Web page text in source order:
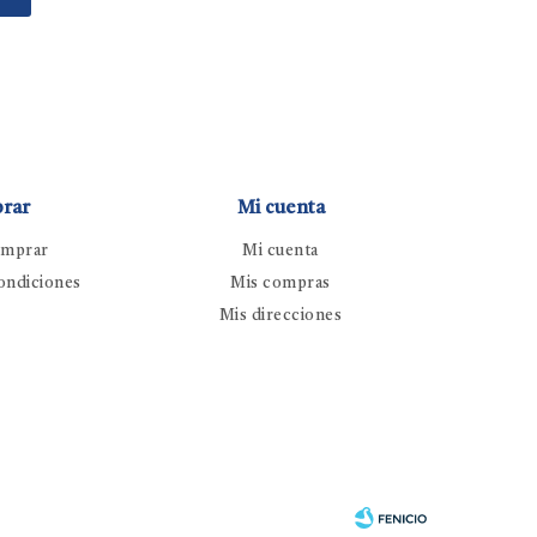
Mi cuenta
Mi cuenta
Mis compras
Mis direcciones